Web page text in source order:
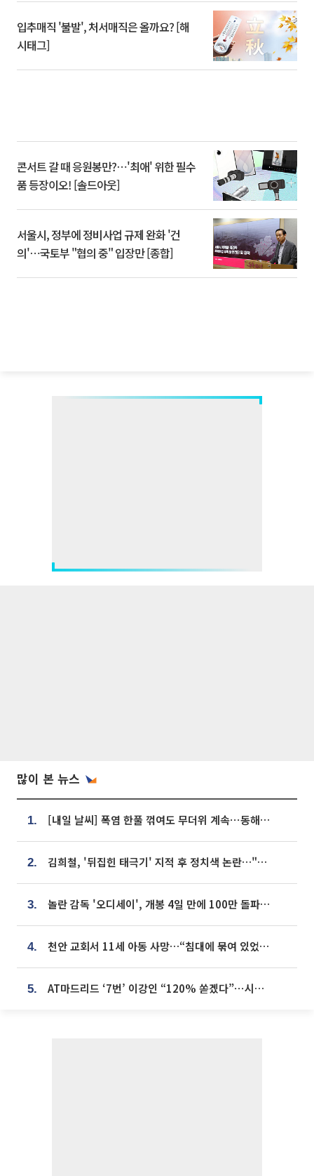
입추매직 '불발', 처서매직은 올까요? [해
시태그]
콘서트 갈 때 응원봉만?⋯'최애' 위한 필수
품 등장이오! [솔드아웃]
서울시, 정부에 정비사업 규제 완화 '건
의'⋯국토부 "협의 중" 입장만 [종합]
많이 본 뉴스
1. [내일 날씨] 폭염 한풀 꺾여도 무더위 계속⋯동해안 이틀 연속 비
2. 김희철, '뒤집힌 태극기' 지적 후 정치색 논란…"좌우 떠나 우리나라 국기"
3. 놀란 감독 '오디세이', 개봉 4일 만에 100만 돌파⋯'왕사남' 보다 빠르다
4. 천안 교회서 11세 아동 사망…“침대에 묶여 있었다” 진술 확보
5. AT마드리드 ‘7번’ 이강인 “120% 쏟겠다”⋯시메오네 감독 “필요한 선수”